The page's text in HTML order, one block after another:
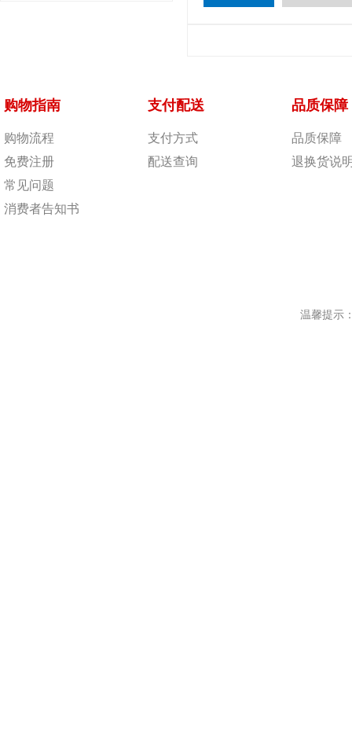
购物指南
购物流程
免费注册
常见问题
消费者告知书
支付配送
支付方式
配送查询
品质保障
品质保障
退换货说
温馨提示